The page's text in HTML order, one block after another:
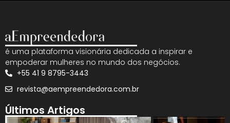
é uma plataforma visionária dedicada a inspirar e
empoderar mulheres no mundo dos negócios.
+55 41 9 8795-3443
revista@aempreendedora.com.br
Últimos Artigos